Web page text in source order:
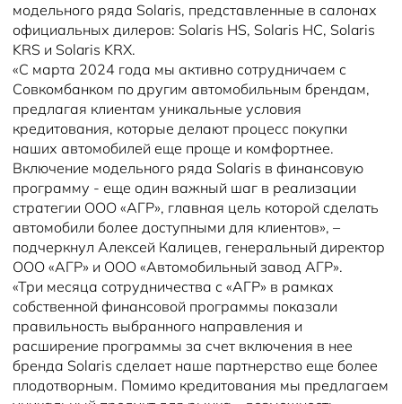
модельного ряда Solaris, представленные в салонах
официальных дилеров: Solaris HS, Solaris HC, Solaris
KRS и Solaris KRX.
«С марта 2024 года мы активно сотрудничаем с
Совкомбанком по другим автомобильным брендам,
предлагая клиентам уникальные условия
кредитования, которые делают процесс покупки
наших автомобилей еще проще и комфортнее.
Включение модельного ряда Solaris в финансовую
программу - еще один важный шаг в реализации
стратегии ООО «АГР», главная цель которой сделать
автомобили более доступными для клиентов», –
подчеркнул Алексей Калицев, генеральный директор
ООО «АГР» и ООО «Автомобильный завод АГР».
«Три месяца сотрудничества с «АГР» в рамках
собственной финансовой программы показали
правильность выбранного направления и
расширение программы за счет включения в нее
бренда Solaris сделает наше партнерство еще более
плодотворным. Помимо кредитования мы предлагаем